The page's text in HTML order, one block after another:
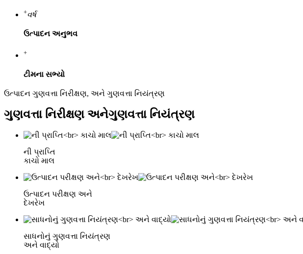
+વર્ષ
ઉત્પાદન અનુભવ
+
ટીમના સભ્યો
ઉત્પાદન ગુણવત્તા નિરીક્ષણ, અને ગુણવત્તા નિયંત્રણ
ગુણવત્તા નિરીક્ષણ અનેગુણવત્તા નિયંત્રણ
ની પ્રાપ્તિ
કાચો માલ
ઉત્પાદન પરીક્ષણ અને
દેખરેખ
સાધનોનું ગુણવત્તા નિયંત્રણ
અને વાદ્યો